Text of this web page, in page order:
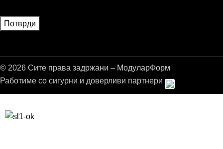
© 2026 Сите права задржани – МодуларФорм
Работиме со сигурни и доверливи партнери